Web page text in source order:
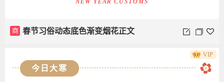
NEW YEAR CUSTOMS
商 春节习俗动态底色渐变烟花正文
今日大寒
VIP